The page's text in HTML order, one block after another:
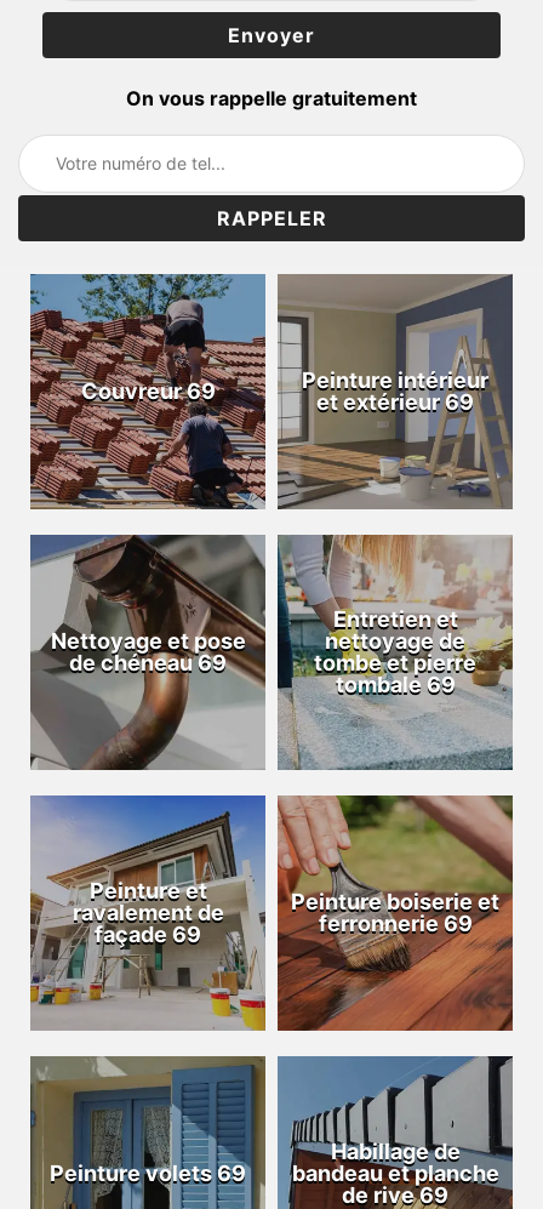
On vous rappelle gratuitement
Couvreur 69
Peinture intérieur
et extérieur 69
Nettoyage et pose
de chéneau 69
Entretien et
nettoyage de
tombe et pierre
tombale 69
Peinture et
ravalement de
façade 69
Peinture boiserie et
ferronnerie 69
Peinture volets 69
Habillage de
bandeau et planche
de rive 69